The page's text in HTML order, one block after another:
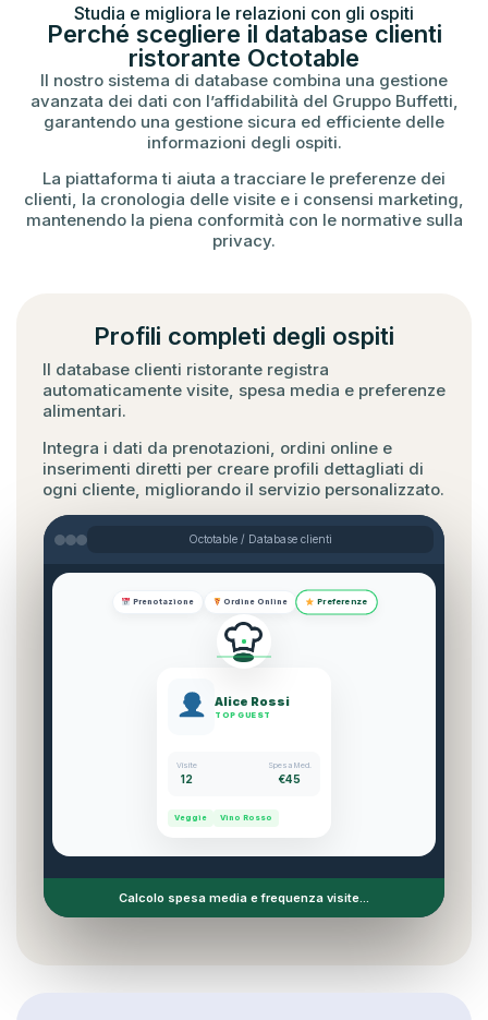
Studia e migliora le relazioni con gli ospiti
Perché scegliere il database clienti
ristorante Octotable
Il nostro sistema di database combina una gestione
avanzata dei dati con l’affidabilità del Gruppo Buffetti,
garantendo una gestione sicura ed efficiente delle
informazioni degli ospiti.
La piattaforma ti aiuta a tracciare le preferenze dei
clienti, la cronologia delle visite e i consensi marketing,
mantenendo la piena conformità con le normative sulla
privacy.
Profili completi degli ospiti
Il database clienti ristorante registra
automaticamente visite, spesa media e preferenze
alimentari.
Integra i dati da prenotazioni, ordini online e
inserimenti diretti per creare profili dettagliati di
ogni cliente, migliorando il servizio personalizzato.
Octotable / Database clienti
Prenotazione Ordine Online Preferenze
Alice Rossi
TOP GUEST
12 €45
Calcolo spesa media e frequenza visite...